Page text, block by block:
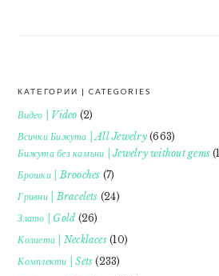
FOOTER
КАТЕГОРИИ | CATEGORIES
Видео | Video (2)
Всички Бижута | All Jewelry(663)
Бижута без камъни | Jewelry without gems
Брошки | Brooches (7)
Гривни | Bracelets (24)
Злато | Gold (26)
Колиета | Necklaces(10)
Комплекти | Sets (233)